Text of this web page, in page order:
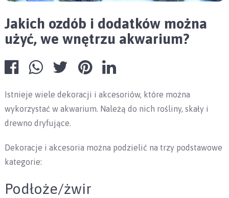
Jakich ozdób i dodatków można
użyć, we wnętrzu akwarium?
Istnieje wiele dekoracji i akcesoriów, które można
wykorzystać w akwarium. Należą do nich rośliny, skały i
drewno dryfujące.
Dekoracje i akcesoria można podzielić na trzy podstawowe
kategorie:
Podłoże/żwir